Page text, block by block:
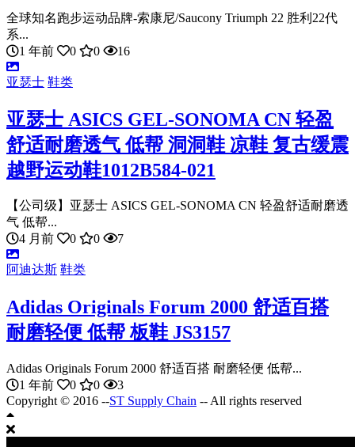
全球知名跑步运动品牌-索康尼/Saucony Triumph 22 胜利22代
系...
1 年前
0 0 16
亚瑟士 鞋类
亚瑟士 ASICS GEL-SONOMA CN 轻盈
舒适耐磨透气 低帮 洞洞鞋 凉鞋 复古缓震
越野运动鞋1012B584-021
【公司级】亚瑟士 ASICS GEL-SONOMA CN 轻盈舒适耐磨透
气 低帮...
4 月前
0 0 7
阿迪达斯 鞋类
Adidas Originals Forum 2000 舒适百搭
耐磨轻便 低帮 板鞋 JS3157
Adidas Originals Forum 2000 舒适百搭 耐磨轻便 低帮...
1 年前
0 0
3
Copyright © 2016 --ST Supply Chain -- All rights reserved